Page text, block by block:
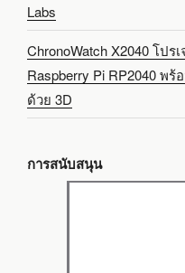
Labs
ChronoWatch X2040 โป
Raspberry Pi RP2040 พ
ด้วย 3D
การสนับสนุน